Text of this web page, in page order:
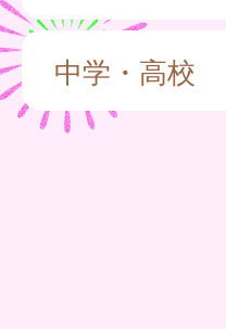
中学・高校